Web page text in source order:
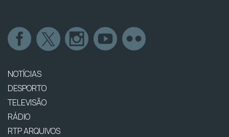
NOTÍCIAS
DESPORTO
TELEVISÃO
RÁDIO
RTP ARQUIVOS